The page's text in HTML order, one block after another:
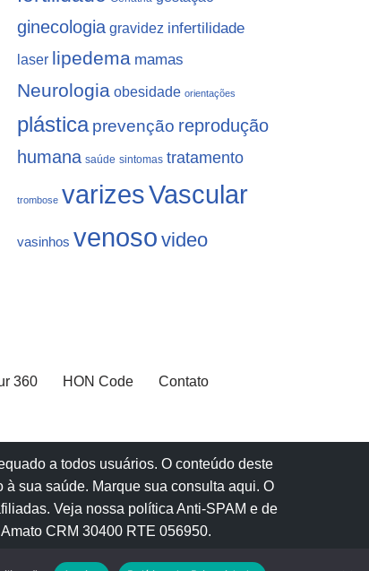
ginecologia gravidez infertilidade
laser lipedema mamas
Neurologia obesidade orientações
plástica prevenção reprodução
humana saúde sintomas tratamento
trombose varizesVascular
vasinhos venoso video
360 HON Code Contato
a todos usuários. O conteúdo deste
à sua saúde. Marque sua consulta aqui. O
Veja nossa política Anti-SPAM e de
CRM 30400 RTE 056950.